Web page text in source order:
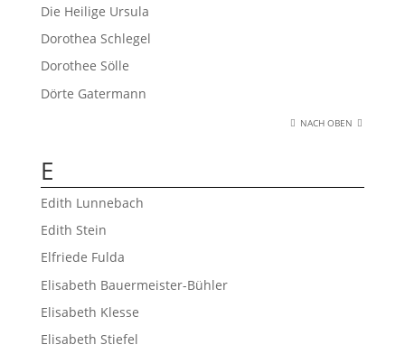
Die Heilige Ursula
Dorothea Schlegel
Dorothee Sölle
Dörte Gatermann
NACH OBEN
E
Edith Lunnebach
Edith Stein
Elfriede Fulda
Elisabeth Bauermeister-Bühler
Elisabeth Klesse
Elisabeth Stiefel